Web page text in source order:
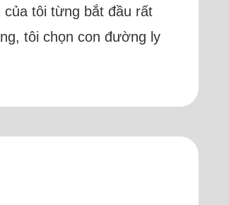
của tôi từng bắt đầu rất
tôi chọn con đường ly